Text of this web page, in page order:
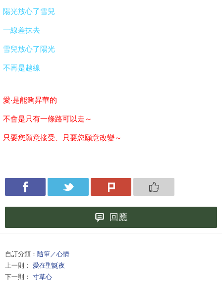
陽光放心了雪兒
一線差抹去
雪兒放心了陽光
不再是越線
愛‧是能夠昇華的
不會是只有一條路可以走～
只要您願意接受、 只要您願意改變～
回應
自訂分類： 隨筆／心情
上一則： 愛在聖誕夜
下一則： 寸草心